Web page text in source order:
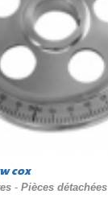
cox
- Pièces détachées